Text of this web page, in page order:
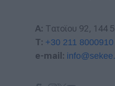
A: Τατοϊου 92, 144
T: +30 211 8000910
e-mail: